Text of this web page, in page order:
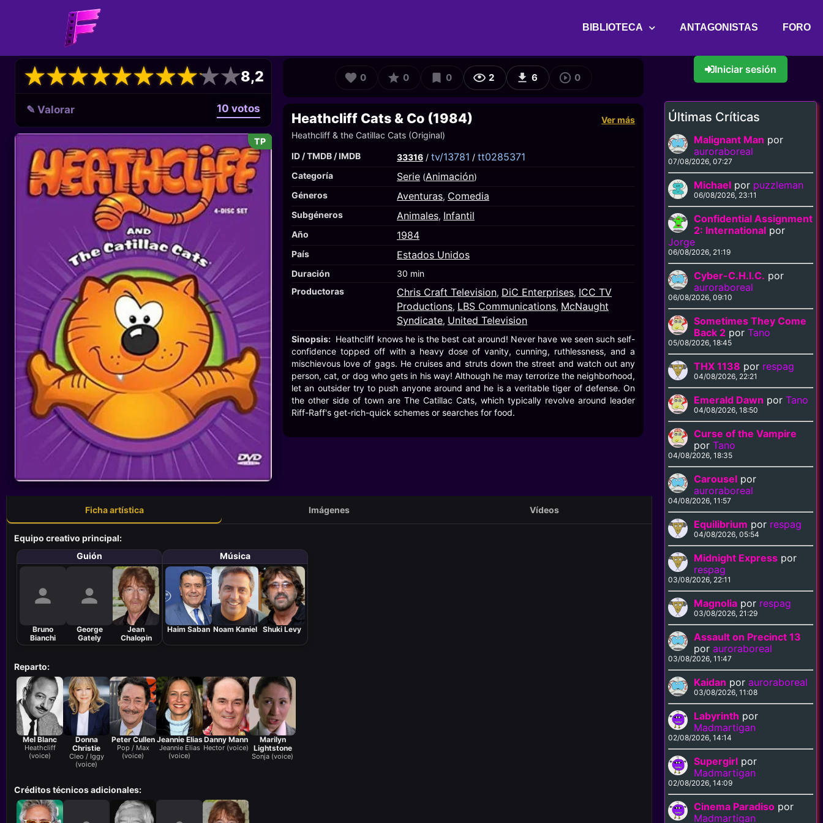
BIBLIOTECA ANTAGONISTAS FORO
★
★★
★★
★★
★★
★★
★★
★★
★★
★★
★8,2
✎ Valorar 10 votos
TP
0 0 0 2 6 0
Heathcliff Cats & Co (1984)
Ver más
Heathcliff & the Catillac Cats (Original)
ID / TMDB / IMDB
33316 / tv/13781 / tt0285371
Categoría Serie (Animación)
Géneros
Aventuras, Comedia
Subgéneros Animales, Infantil
Año 1984
País Estados Unidos
Duración
30 min
Productoras
Chris Craft Television, DiC Enterprises, ICC TV
Productions, LBS Communications, McNaught
Syndicate, United Television
Sinopsis: Heathcliff knows he is the best cat around! Never have we seen such self-
confidence topped off with a heavy dose of vanity, cunning, ruthlessness, and a
mischievous love of gags. He cruises and struts down the street and watch out any
person, cat, or dog who gets in his way! Although he may terrorize the neighborhood,
let an outsider try to push anyone around and he is a veritable tiger of defense. On
the other side of town are The Catillac Cats, which typically revolve around leader
Riff-Raff's get-rich-quick schemes or searches for food.
Ficha artística Imágenes Vídeos
Equipo creativo principal:
Guión
Bruno
Bianchi
George
Gately
Jean
Chalopin
Música
Haim Saban Noam Kaniel Shuki Levy
Reparto:
Mel Blanc
Heathcliff
(voice)
Donna
Christie
Cleo / Iggy
(voice)
Peter Cullen
Pop / Max
(voice)
Jeannie Elias
Jeannie Elias
(voice)
Danny Mann
Hector (voice)
Marilyn
Lightstone
Sonja (voice)
Créditos técnicos adicionales:
Iniciar sesión
Últimas Críticas
Malignant Man por
auroraboreal
07/08/2026, 07:27
Michael por puzzleman
06/08/2026, 23:11
Confidential Assignment
2: International por
Jorge
06/08/2026, 21:19
Cyber-C.H.I.C. por
auroraboreal
06/08/2026, 09:10
Sometimes They Come
Back 2 porTano
05/08/2026, 18:45
THX 1138 por respag
04/08/2026, 22:21
Emerald Dawn porTano
04/08/2026, 18:50
Curse of the Vampire
porTano
04/08/2026, 18:35
Carousel por
auroraboreal
04/08/2026, 11:57
Equilibrium por respag
04/08/2026, 05:54
Midnight Express por
respag
03/08/2026, 22:11
Magnolia por respag
03/08/2026, 21:29
Assault on Precinct 13
porauroraboreal
03/08/2026, 11:47
Kaidan porauroraboreal
03/08/2026, 11:08
Labyrinth por
Madmartigan
02/08/2026, 14:14
Supergirl por
Madmartigan
02/08/2026, 14:09
Cinema Paradiso por
Madmartigan